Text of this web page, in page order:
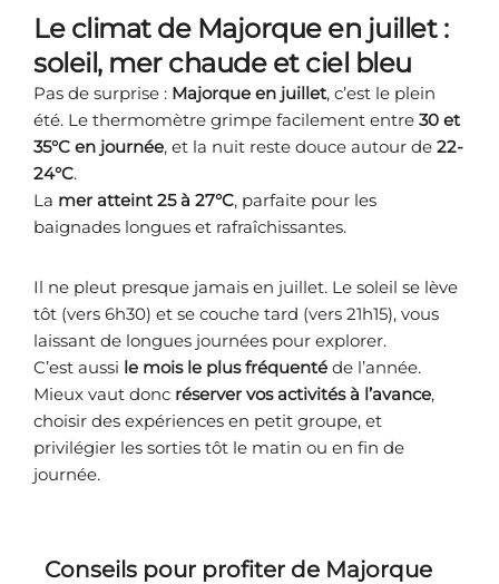
Le climat de Majorque en juillet :
soleil, mer chaude et ciel bleu
Pas de surprise : Majorque en juillet, c’est le plein
été. Le thermomètre grimpe facilement entre 30 et
35°C en journée, et la nuit reste douce autour de 22-
24°C.
La mer atteint 25 à 27°C, parfaite pour les
baignades longues et rafraîchissantes.
Il ne pleut presque jamais en juillet. Le soleil se lève
tôt (vers 6h30) et se couche tard (vers 21h15), vous
laissant de longues journées pour explorer.
C’est aussi le mois le plus fréquenté de l’année.
Mieux vaut donc réserver vos activités à l’avance,
choisir des expériences en petit groupe, et
privilégier les sorties tôt le matin ou en fin de
journée.
Conseils pour profiter de Majorque